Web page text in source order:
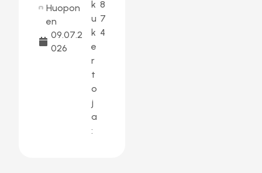
Huopon
en
09.07.2
026
k
u
k
e
r
t
o
j
a
:
8
7
4